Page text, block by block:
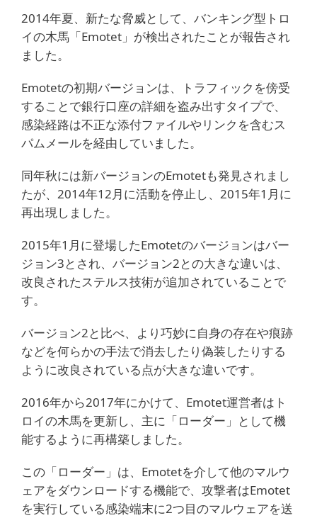
2014年夏、新たな脅威として、バンキング型トロ
イの木馬「Emotet」が検出されたことが報告され
ました。
Emotetの初期バージョンは、トラフィックを傍受
することで銀行口座の詳細を盗み出すタイプで、
感染経路は不正な添付ファイルやリンクを含むス
パムメールを経由していました。
同年秋には新バージョンのEmotetも発見されまし
たが、2014年12月に活動を停止し、2015年1月に
再出現しました。
2015年1月に登場したEmotetのバージョンはバー
ジョン3とされ、バージョン2との大きな違いは、
改良されたステルス技術が追加されていることで
す。
バージョン2と比べ、より巧妙に自身の存在や痕跡
などを何らかの手法で消去したり偽装したりする
ように改良されている点が大きな違いです。
2016年から2017年にかけて、Emotet運営者はト
ロイの木馬を更新し、主に「ローダー」として機
能するように再構築しました。
この「ローダー」は、Emotetを介して他のマルウ
ェアをダウンロードする機能で、攻撃者はEmotet
を実行している感染端末に2つ目のマルウェアを送